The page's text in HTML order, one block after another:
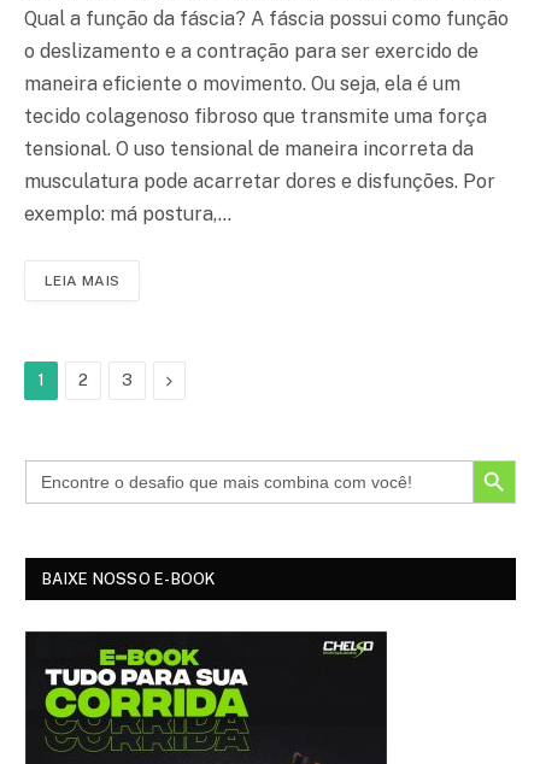
Qual a função da fáscia? A fáscia possui como função
o deslizamento e a contração para ser exercido de
maneira eficiente o movimento. Ou seja, ela é um
tecido colagenoso fibroso que transmite uma força
tensional. O uso tensional de maneira incorreta da
musculatura pode acarretar dores e disfunções. Por
exemplo: má postura,…
LEIA MAIS
1 2 3 Próximo
SEARCH BUTTON
BAIXE NOSSO E-BOOK